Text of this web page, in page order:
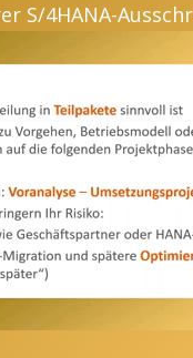
S/4HANA-